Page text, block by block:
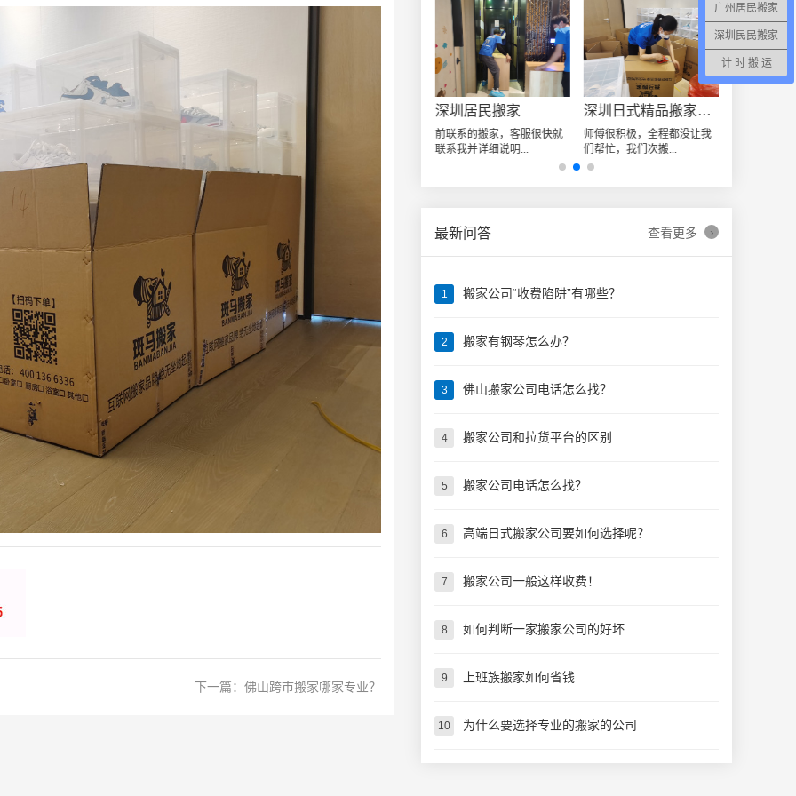
下一篇： 佛山跨市搬家哪家专业？
居民搬家
系的搬家，客服很快就
我并详细说明...
师傅很积极，全程都没让我
们帮忙，我们次搬...
龙华某小学搬迁
位于深圳龙华的某小学由于
深圳居民搬家
前联系的搬家，客服很快就
联系我并详细说明...
深圳日式精品搬家案例
师傅很积极，全程都没让我
们帮忙，我们次搬...
最新问答 查看更多 ›
1 搬家公司“收费陷阱”有哪些？
2 搬家有钢琴怎么办？
3 佛山搬家公司电话怎么找？
4 搬家公司和拉货平台的区别
5 搬家公司电话怎么找？
6 高端日式搬家公司要如何选择呢？
7 搬家公司一般这样收费！
8 如何判断一家搬家公司的好坏
9 上班族搬家如何省钱
10 为什么要选择专业的搬家的公司
广州居民搬家
深圳民民搬家
计 时 搬 运